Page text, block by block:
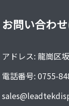
お問い合わ
アドレス: 龍崗区
電話番号: 0755-